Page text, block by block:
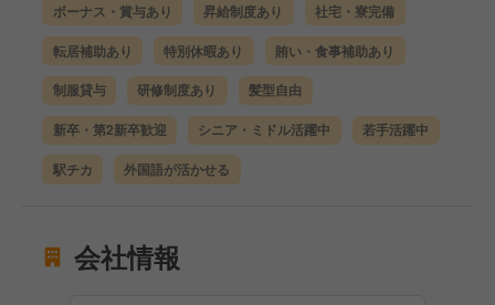
ボーナス・賞与あり 昇給制度あり 社宅・寮完備
転居補助あり 特別休暇あり 賄い・食事補助あり
制服貸与 研修制度あり 髪型自由
新卒・第2新卒歓迎 シニア・ミドル活躍中 若手活躍中
駅チカ 外国語が活かせる
会社情報